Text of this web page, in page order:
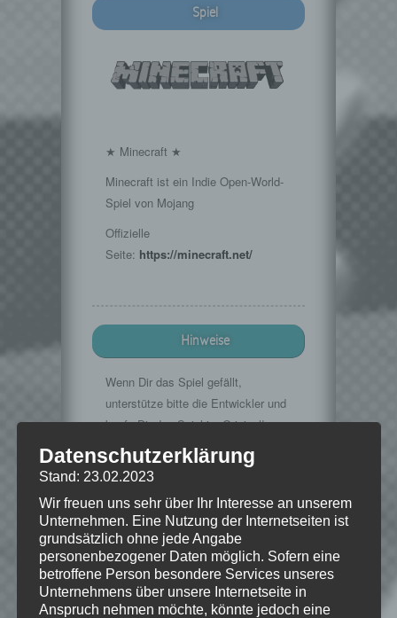
Spiel
★ Minecraft ★
Minecraft ist ein Indie Open-World-
Spiel von Mojang
Offizielle
Seite: https://minecraft.net/
Hinweise
Wenn Dir das Spiel gefällt,
unterstütze bitte die Entwickler und
kaufe Dir das Spiel im Original!
Mojang:https://minecraft.net/
© 2009-2015. "Minecraft" is a trademark
of Mojang AB
Datenschutzerklärung
Stand: 23.02.2023
Wir freuen uns sehr über Ihr Interesse an unserem
Unternehmen. Eine Nutzung der Internetseiten ist
grundsätzlich ohne jede Angabe
personenbezogener Daten möglich. Sofern eine
betroffene Person besondere Services unseres
Unternehmens über unsere Internetseite in
Anspruch nehmen möchte, könnte jedoch eine